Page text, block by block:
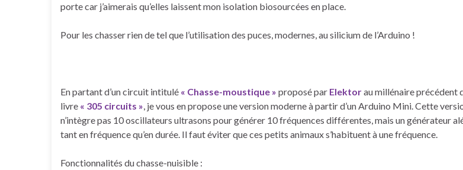
porte car j’aimerais qu’elles laissent mon isolation biosourcées en place.
Pour les chasser rien de tel que l’utilisation des puces, modernes, au silicium de l’Arduino !
En partant d’un circuit intitulé « Chasse-moustique » proposé par Elektorau millénaire précédent
livre « 305 circuits », je vous en propose une version moderne à partir d’un Arduino Mini. Cette
n’intègre pas 10 oscillateurs ultrasons pour générer 10 fréquences différentes, mais un générateur
tant en fréquence qu’en durée. Il faut éviter que ces petits animaux s’habituent à une fréquence.
Fonctionnalités du chasse-nuisible :